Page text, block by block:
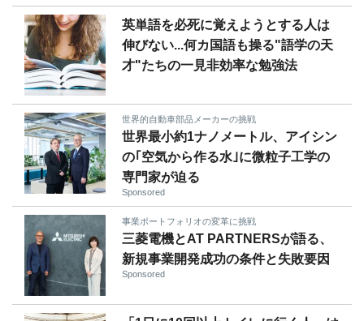
英単語を必死に覚えようとする人は
伸びない...何カ国語も操る"語学の天
才"たちの一見非効率な勉強法
世界的自動車部品メーカーの挑戦
世界最小約1ナノメートル、アイシン
の｢空気から作る水｣に微粒子工学の
専門家が迫る
Sponsored
事業ポートフォリオの変革に挑戦
三菱電機とAT PARTNERSが語る、
新規事業開発成功の条件と失敗要因
Sponsored